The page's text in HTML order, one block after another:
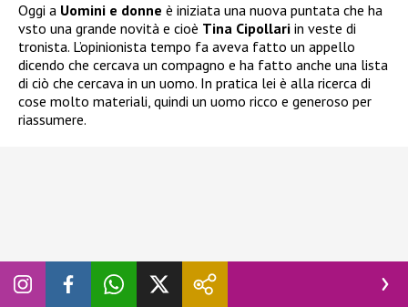
Oggi a Uomini e donne è iniziata una nuova puntata che ha
vsto una grande novità e cioè Tina Cipollari in veste di
tronista. L’opinionista tempo fa aveva fatto un appello
dicendo che cercava un compagno e ha fatto anche una lista
di ciò che cercava in un uomo. In pratica lei è alla ricerca di
cose molto materiali, quindi un uomo ricco e generoso per
riassumere.